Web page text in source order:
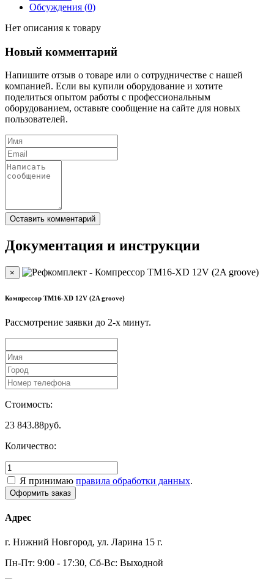
Обсуждения (0)
Нет описания к товару
Новый комментарий
Напишите отзыв о товаре или о сотрудничестве с нашей
компанией. Если вы купили оборудование и хотите
поделиться опытом работы с профессиональным
оборудованием, оставьте сообщение на сайте для новых
пользователей.
Документация и инструкции
×
Компрессор TM16-XD 12V (2A groove)
Рассмотрение заявки до 2-x минут.
Стоимость:
23 843.88руб.
Количество:
Я принимаю правила обработки данных.
Адрес
г. Нижний Новгород, ул. Ларина 15 г.
Пн-Пт: 9:00 - 17:30, Сб-Вс: Выходной